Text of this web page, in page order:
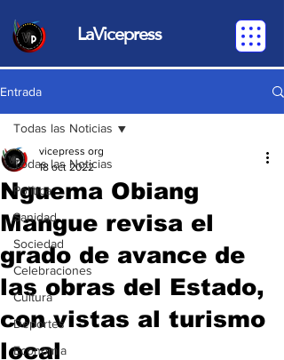
LaVicepress
Entrada
Todas las Noticias
Política
Sanidad
Sociedad
Celebraciones
Cultura
Deportes
Economia
Todas las Noticias
Nguema Obiang
Mangue revisa el
grado de avance de
las obras del Estado,
con vistas al turismo
local
vicepress org
18 oct 2022